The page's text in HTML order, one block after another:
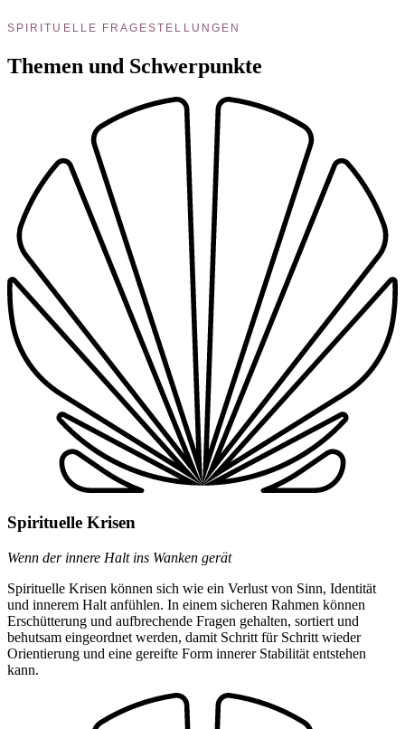
SPIRITUELLE FRAGESTELLUNGEN
Themen und Schwerpunkte
Spirituelle Krisen
Wenn der innere Halt ins Wanken gerät
Spirituelle Krisen können sich wie ein Verlust von Sinn, Identität
und innerem Halt anfühlen. In einem sicheren Rahmen können
Erschütterung und aufbrechende Fragen gehalten, sortiert und
behutsam eingeordnet werden, damit Schritt für Schritt wieder
Orientierung und eine gereifte Form innerer Stabilität entstehen
kann.